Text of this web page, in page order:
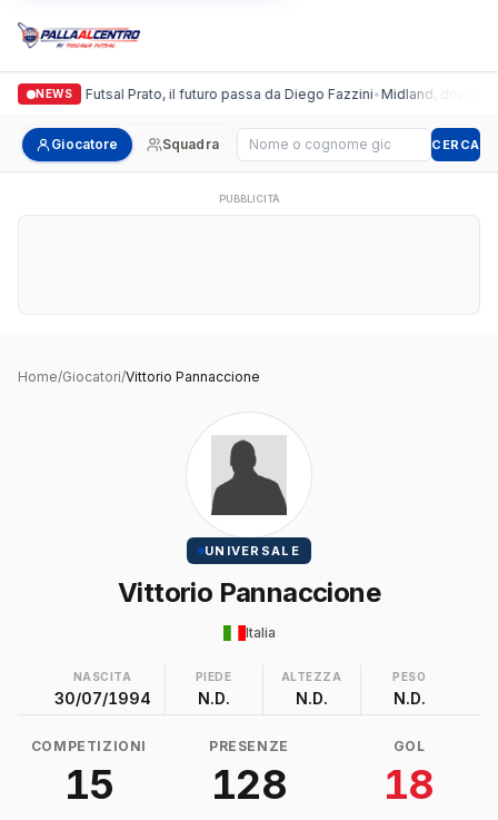
NEWS
Italgronda Futsal Prato, il futuro passa da Diego Fazzini•Midland, doppio
Giocatore Squadra Cerca giocatore CERCA
PUBBLICITÀ
Home/Giocatori/Vittorio Pannaccione
UNIVERSALE
Vittorio Pannaccione
Italia
NASCITA
30/07/1994
PIEDE
N.D.
ALTEZZA
N.D.
PESO
N.D.
COMPETIZIONI
15
PRESENZE
128
GOL
18